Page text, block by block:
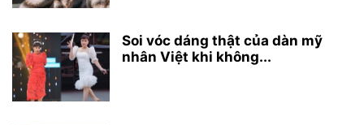
Soi vóc dáng thật của dàn mỹ
nhân Việt khi không...